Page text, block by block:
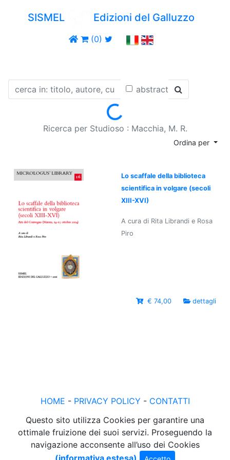
SISMEL Edizioni del Galluzzo
(0)
abstract
Loading...
Ricerca per Studioso : Macchia, M. R.
Ordina per
Lo scaffale della biblioteca
scientifica in volgare (secoli
XIII-XVI)
A cura di Rita Librandi e Rosa
Piro
€ 74,00 dettagli
HOME - PRIVACY POLICY - CONTATTI
Questo sito utilizza Cookies per garantire una
ottimale fruizione dei suoi servizi. Proseguendo la
navigazione acconsente all’uso dei Cookies
(informativa estesa)